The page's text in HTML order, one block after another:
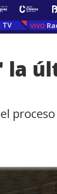
TV